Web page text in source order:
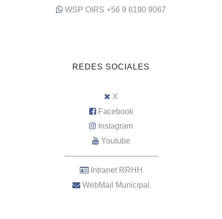
WSP OIRS +56 9 6190 9067
REDES SOCIALES
X
Facebook
Instagram
Youtube
–––––––––––––––––––––
Intranet RRHH
WebMail Municipal